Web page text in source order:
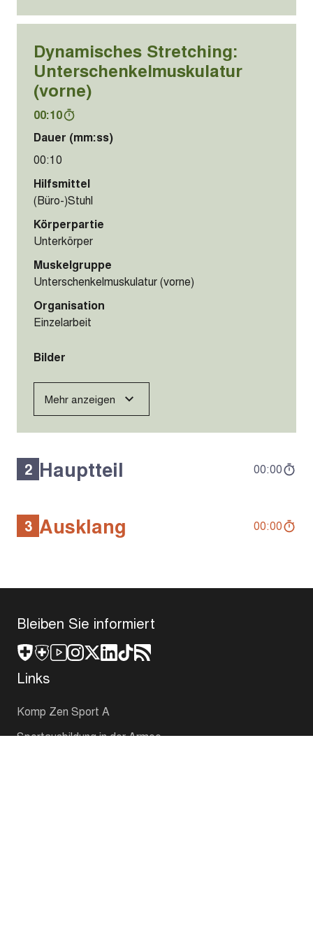
Unterschenkelmuskulatur (hinten)
Organisation
Einzelarbeit
Bilder
Mehr anzeigen
Dynamisches Stretching:
Unterschenkelmuskulatur
(vorne)
00:10
Dauer (mm:ss)
00:10
(Büro-)Stuhl
Körperpartie
Unterkörper
Organisation
Einzelarbeit
Bilder
2 Hauptteil
3 Ausklang